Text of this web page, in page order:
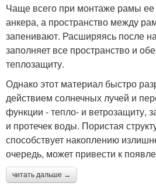
Чаще всего при монтаже рамы ее
анкера, а пространство между
запенивают. Расширяясь после
заполняет все пространство и
теплозащиту.
Однако этот материал быстро
действием солнечных лучей и
функции - тепло- и ветрозащиту,
и протечек воды. Пористая
способствует накоплению
очередь, может привести к
читать дальше →